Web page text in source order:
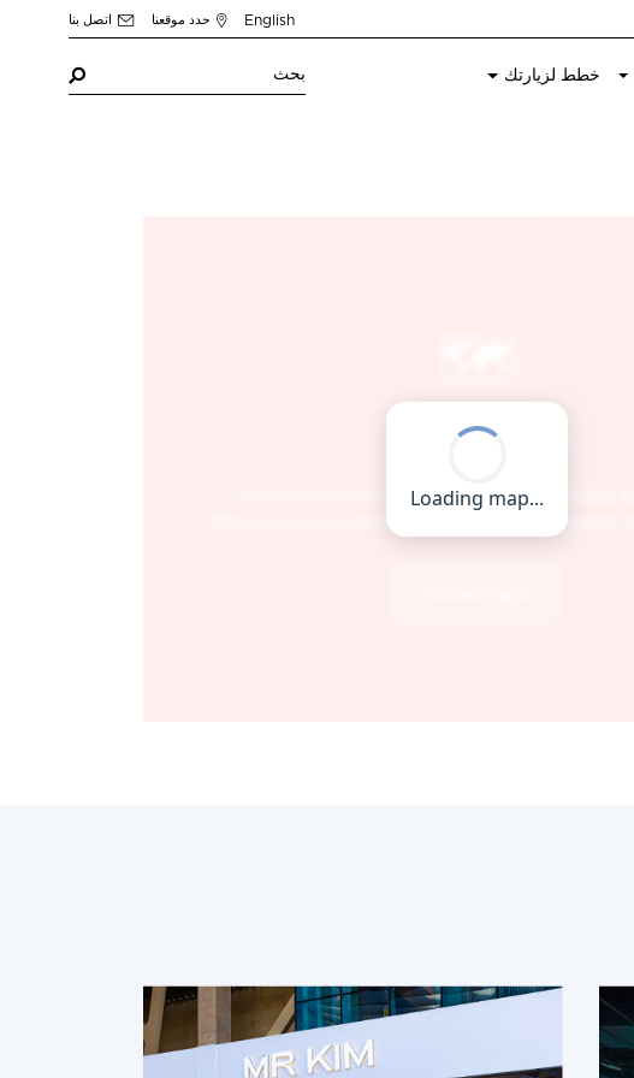
English حدد موقعنا اتصل بنا
خطط لزيارتك